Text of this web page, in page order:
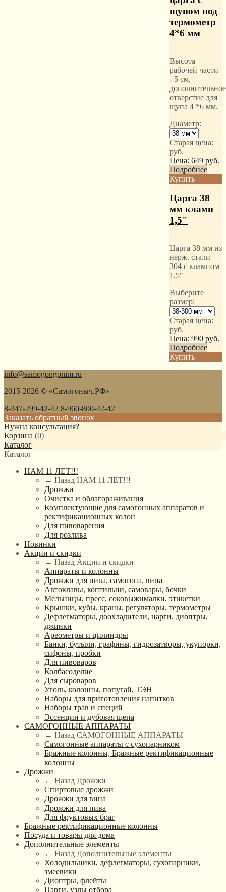
щупом под
термометр
4*6 мм
Высота
рабочей части
- 5 см,
дополнительное
отверстие для
щупа 4 *6 мм.
Диаметр:
Старая цена:
руб.
Цена: 649 руб.
Подробнее
Купить
Царга 38
мм кламп
1,5"
Царга 38 мм из
нерж. стали
304 с клампом
1,5"
Выберите
размер:
Старая цена:
руб.
Цена: 990 руб.
Подробнее
Купить
info@samogongonim.ru
2015-2026 © «Самогоныч.РФ»
8-347-299-42-42 8-960-800-42-42
Заказать обратный звонок
Нужна консультация?
Корзина (0)
Каталог
Каталог
НАМ 11 ЛЕТ!!!
← Назад НАМ 11 ЛЕТ!!!
Дрожжи
Очистка и облагораживания
Комплектующие для самогонных аппаратов и
ректификационных колон
Для пивоварения
Для розлива
Новинки
Акции и скидки
← Назад Акции и скидки
Аппараты и колонны
Дрожжи для пива, самогона, вина
Автоклавы, коптильни, самовары, бочки
Мельницы, пресс, соковыжималки, этикетки
Крышки, кубы, краны, регуляторы, термометры
Дефлегматоры, доохладители, царги, диоптры,
джинки
Ареометры и цилиндры
Банки, бутыли, графины, гидрозатворы, укупорки,
сифоны, пробки
Для пивоваров
Колбасоделие
Для сыроваров
Уголь, колонны, попугай, ТЭН
Наборы для приготовления напитков
Наборы трав и специй
Эссенции и дубовая щепа
САМОГОННЫЕ АППАРАТЫ
← Назад САМОГОННЫЕ АППАРАТЫ
Самогонные аппараты с сухопарником
Бражные колонны, Бражные ректификационные
колонны
Дрожжи
← Назад Дрожжи
Спиртовые дрожжи
Дрожжи для вина
Дрожжи для пива
Для фруктовых браг
Бражные ректификационные колонны
Посуда и товары для дома
Дополнительные элементы
← Назад Дополнительные элементы
Холодильники, дефлегматоры, сухопарники,
змеевики
Диоптры, флейты
Царги, узлы отбора